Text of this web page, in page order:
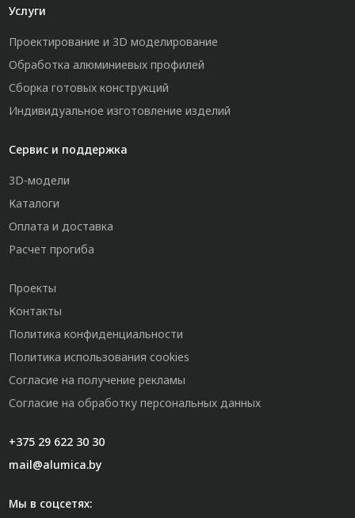
Услуги
Проектирование и 3D моделирование
Обработка алюминиевых профилей
Сборка готовых конструкций
Индивидуальное изготовление изделий
Сервис и поддержка
3D-модели
Каталоги
Оплата и доставка
Расчет прогиба
Проекты
Контакты
Политика конфиденциальности
Политика использования cookies
Согласие на получение рекламы
Согласие на обработку персональных данных
+375 29 622 30 30
mail@alumica.by
Мы в соцсетях: